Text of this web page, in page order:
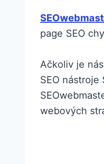
page SEO
Ačkoliv je
SEO nástroje
webových